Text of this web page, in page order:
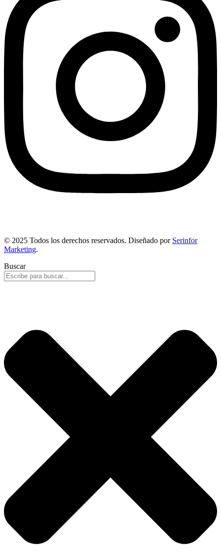
© 2025 Todos los derechos reservados. Diseñado por Serinfor
Marketing.
Buscar